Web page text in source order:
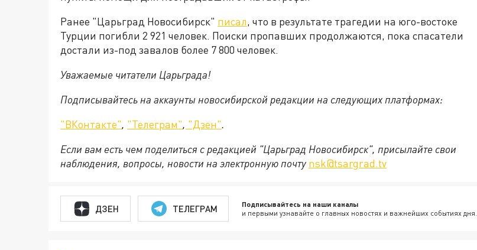
Ранее "Царьград Новосибирск" писал, что в результате трагедии на юго-востоке
Турции погибли 2 921 человек. Поиски пропавших продолжаются, пока спасатели
достали из-под завалов более 7 800 человек.
Уважаемые читатели Царьграда!
Подписывайтесь на аккаунты новосибирской редакции на следующих платформах:
"ВКонтакте", "Телеграм", "Дзен".
Если вам есть чем поделиться с редакцией "Царьград Новосибирск", присылайте свои
наблюдения, вопросы, новости на электронную почту nsk@tsargrad.tv
ДЗЕН ТЕЛЕГРАМ Подписывайтесь на наши каналы
и первыми узнавайте о главных новостях и важнейших событиях дня.